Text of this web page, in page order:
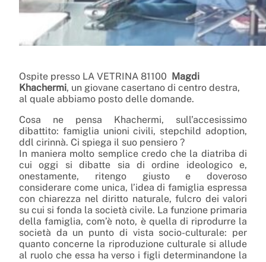
Ospite presso LA VETRINA 81100
Magdi
Khachermi, un giovane casertano di centro destra,
al quale abbiamo posto delle domande.
Cosa ne pensa Khachermi, sull’accesissimo
dibattito: famiglia unioni civili, stepchild adoption,
ddl cirinnà. Ci spiega il suo pensiero ?
In maniera molto semplice credo che la diatriba di
cui oggi si dibatte sia di ordine ideologico e,
onestamente, ritengo giusto e doveroso
considerare come unica, l’idea di famiglia espressa
con chiarezza nel diritto naturale, fulcro dei valori
su cui si fonda la società civile. La funzione primaria
della famiglia, com’è noto, è quella di riprodurre la
società da un punto di vista socio-culturale: per
quanto concerne la riproduzione culturale si allude
al ruolo che essa ha verso i figli determinandone la